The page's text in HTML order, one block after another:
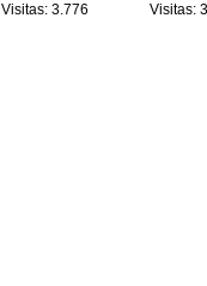
Visitas: 3.776 Visitas: